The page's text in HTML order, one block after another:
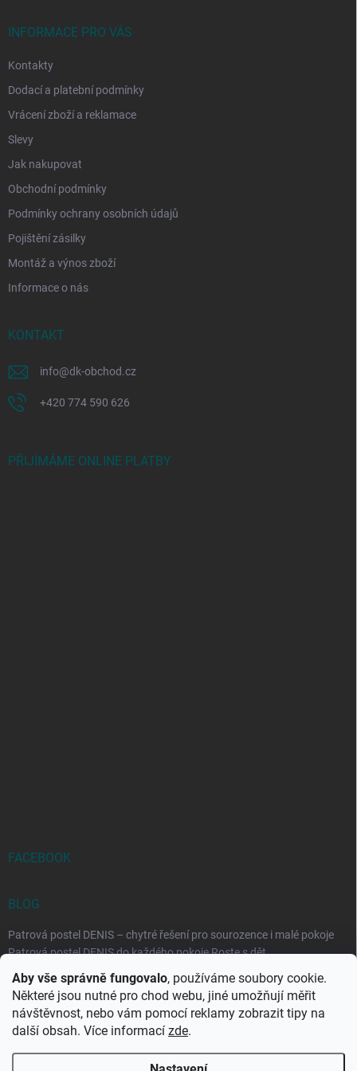
Aby vše správně fungovalo, používáme soubory cookie.
Některé jsou nutné pro chod webu, jiné umožňují měřit
návštěvnost, nebo vám pomocí reklamy zobrazit tipy na
další obsah. Více informací zde.
INFORMACE PRO VÁS
Kontakty
Dodací a platební podmínky
Vrácení zboží a reklamace
Slevy
Jak nakupovat
Obchodní podmínky
Podmínky ochrany osobních údajů
Pojištění zásilky
Montáž a výnos zboží
Informace o nás
KONTAKT
info@dk-obchod.cz
+420 774 590 626
PŘIJÍMÁME ONLINE PLATBY
FACEBOOK
BLOG
Patrová postel DENIS – chytré řešení pro sourozence i malé pokoje
Patrová postel DENIS do každého pokoje Roste s dět...
Rozkládací postele RELAX – ideální řešení pro malé prostory i
každodenní spaní
Rozkládací postel, která se přizpůsobí vašemu živo...